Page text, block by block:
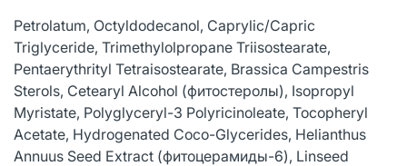
Petrolatum, Octyldodecanol, Caprylic/Capric
Triglyceride, Trimethylolpropane Triisostearate,
Pentaerythrityl Tetraisostearate, Brassica Campestris
Sterols, Cetearyl Alcohol (фитостеролы), Isopropyl
Myristate, Polyglyceryl-3 Polyricinoleate, Tocopheryl
Acetate, Hydrogenated Coco-Glycerides, Helianthus
Annuus Seed Extract (фитоцерамиды-6), Linseed